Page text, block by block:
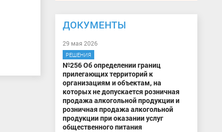
ДОКУМЕНТЫ
29 мая 2026
РЕШЕНИЯ
№256 Об определении границ
прилегающих территорий к
организациям и объектам, на
которых не допускается розничная
продажа алкогольной продукции и
розничная продажа алкогольной
продукции при оказании услуг
общественного питания